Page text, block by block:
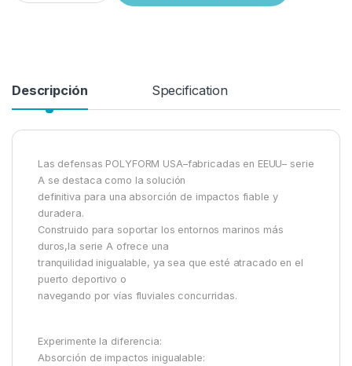
Descripción Specification
Las defensas POLYFORM USA–fabricadas en EEUU– serie
A se destaca como la solución
definitiva para una absorción de impactos fiable y
duradera.
Construido para soportar los entornos marinos más
duros,la serie A ofrece una
tranquilidad inigualable, ya sea que esté atracado en el
puerto deportivo o
navegando por vías fluviales concurridas.
Experimente la diferencia:
Absorción de impactos inigualable: